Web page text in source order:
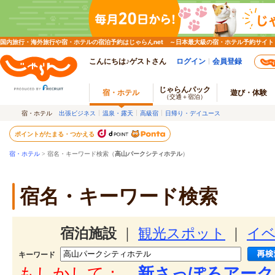
国内旅行・海外旅行や宿・ホテルの宿泊予約はじゃらんnet ～日本最大級の宿・ホテル予約サイト
こんにちは♪ゲストさん ログイン 会員登録
宿・ホテル じゃらんパック
（交通＋宿泊） 遊び・体験
宿・ホテル 出張ビジネス 温泉・露天 高級宿 日帰り・デイユース
ポイントがたまる・つかえる
宿・ホテル > 宿名・キーワード検索（高山パークシティホテル）
宿名・キーワード検索
宿泊施設 観光スポット イ
キーワード